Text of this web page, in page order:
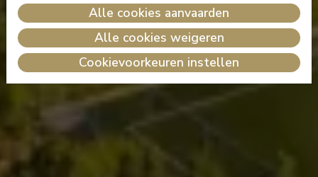
Alle cookies aanvaarden
Alle cookies weigeren
Cookievoorkeuren instellen